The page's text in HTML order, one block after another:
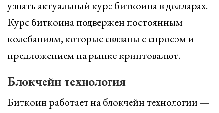
узнать актуальный курс биткоина в долларах.
Курс биткоина подвержен постоянным
колебаниям, которые связаны с спросом и
предложением на рынке криптовалют.
Блокчейн технология
Биткоин работает на блокчейн технологии —